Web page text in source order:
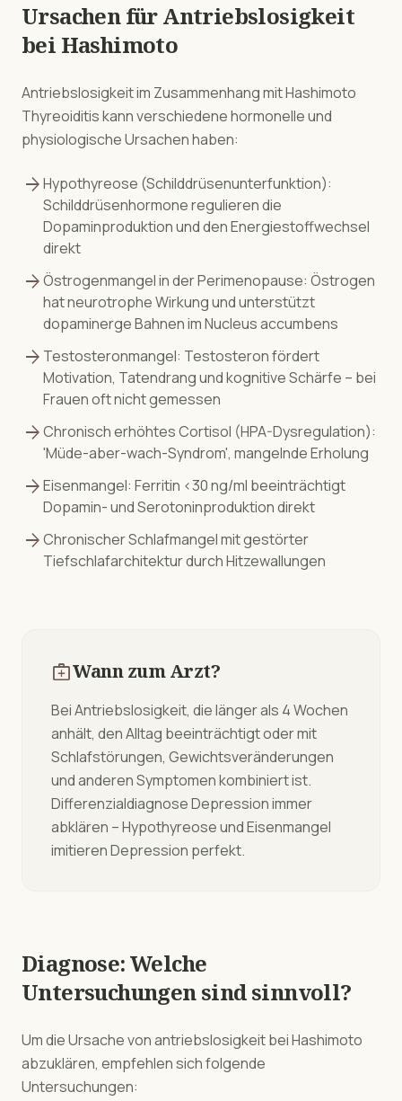
Ursachen fürAntriebslosigkeit
bei Hashimoto
Antriebslosigkeitim Zusammenhang mitHashimoto
Thyreoiditiskann verschiedene hormonelle und
physiologische Ursachen haben:
arrow_forwardHypothyreose (Schilddrüsenunterfunktion):
Schilddrüsenhormone regulieren die
Dopaminproduktion und den Energiestoffwechsel
direkt
arrow_forwardÖstrogenmangel in der Perimenopause: Östrogen
hat neurotrophe Wirkung und unterstützt
dopaminerge Bahnen im Nucleus accumbens
arrow_forward Testosteronmangel: Testosteron fördert
Motivation, Tatendrang und kognitive Schärfe – bei
Frauen oft nicht gemessen
arrow_forwardChronisch erhöhtes Cortisol (HPA-Dysregulation):
'Müde-aber-wach-Syndrom', mangelnde Erholung
arrow_forwardEisenmangel: Ferritin <30 ng/ml beeinträchtigt
Dopamin- und Serotoninproduktion direkt
arrow_forwardChronischer Schlafmangel mit gestörter
Tiefschlafarchitektur durch Hitzewallungen
medical_servicesWann zum Arzt?
Bei Antriebslosigkeit, die länger als 4 Wochen
anhält, den Alltag beeinträchtigt oder mit
Schlafstörungen, Gewichtsveränderungen
und anderen Symptomen kombiniert ist.
Differenzialdiagnose Depression immer
abklären – Hypothyreose und Eisenmangel
imitieren Depression perfekt.
Diagnose: Welche
Untersuchungen sind sinnvoll?
Um die Ursache vonantriebslosigkeitbeiHashimoto
abzuklären, empfehlen sich folgende
Untersuchungen: